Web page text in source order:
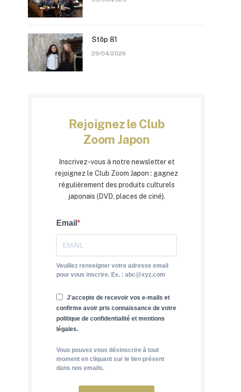
Stōp 81
29/04/2026
Rejoignez le Club
Zoom Japon
Inscrivez-vous à notre newsletter et
rejoignez le Club Zoom Japon : gagnez
régulièrement des produits culturels
japonais (DVD, places de ciné).
Email
Veuillez renseigner votre adresse email
pour vous inscrire. Ex. : abc@xyz.com
J'accepte de recevoir vos e-mails et
confirme avoir pris connaissance de votre
politique de confidentialité et mentions
légales.
Vous pouvez vous désinscrire à tout
moment en cliquant sur le lien présent
dans nos emails.